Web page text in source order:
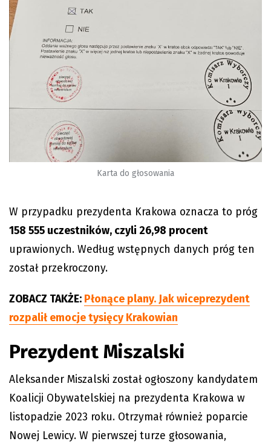
Karta do głosowania
W przypadku prezydenta Krakowa oznacza to próg
158 555 uczestników, czyli 26,98 procent
uprawionych. Według wstępnych danych próg ten
został przekroczony.
ZOBACZ TAKŻE: Płonące plany. Jak wiceprezydent
rozpalił emocje tysięcy Krakowian
Prezydent Miszalski
Aleksander Miszalski został ogłoszony kandydatem
Koalicji Obywatelskiej na prezydenta Krakowa w
listopadzie 2023 roku. Otrzymał również poparcie
Nowej Lewicy. W pierwszej turze głosowania,